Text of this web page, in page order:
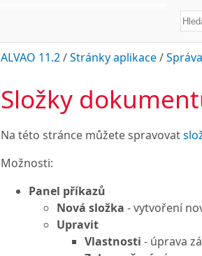
ALVAO 11.2/Stránky aplikace/Správa
Složky
Na této stránce můžete spravovat
Možnosti:
Panel příkazů
Nová složka - vytvoření
Upravit
Vlastnosti - úprava